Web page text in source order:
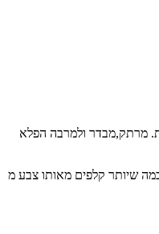
מרתק,מבדר ולמרבה הפלא
שיותר קלפים מאותו צבע מ